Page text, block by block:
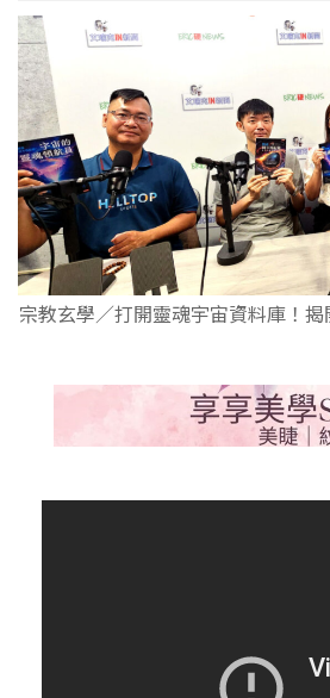
宗教玄學／打開靈魂宇宙資料庫！